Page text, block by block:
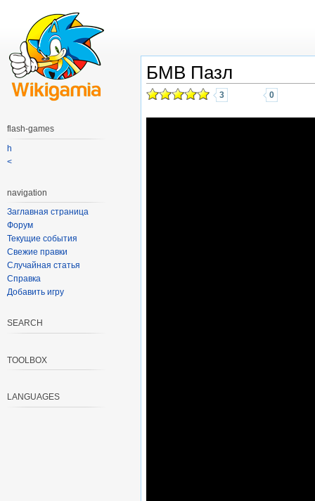
БМВ Пазл
3 0
flash-games
h
<
navigation
Заглавная страница
Форум
Текущие события
Свежие правки
Случайная статья
Справка
Добавить игру
SEARCH
TOOLBOX
LANGUAGES